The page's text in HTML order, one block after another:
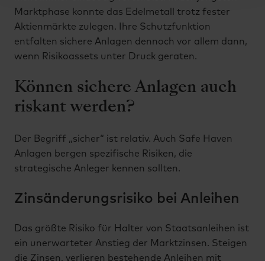
Marktphase konnte das Edelmetall trotz fester
Aktienmärkte zulegen. Ihre Schutzfunktion
entfalten sichere Anlagen dennoch vor allem dann,
wenn Risikoassets unter Druck geraten.
Können sichere Anlagen auch
riskant werden?
Der Begriff „sicher“ ist relativ. Auch Safe Haven
Anlagen bergen spezifische Risiken, die
strategische Anleger kennen sollten.
Zinsänderungsrisiko bei Anleihen
Das größte Risiko für Halter von Staatsanleihen ist
ein unerwarteter Anstieg der Marktzinsen. Steigen
die Zinsen, verlieren bestehende Anleihen mit